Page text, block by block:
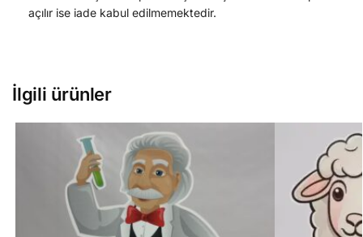
açılır ise iade kabul edilmemektedir.
İlgili ürünler